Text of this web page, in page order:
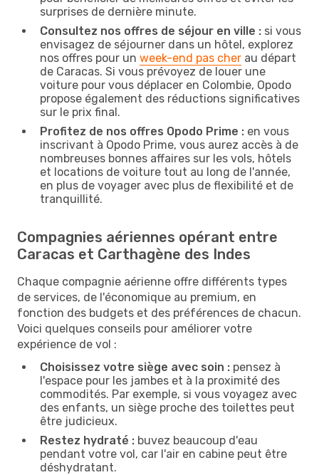
surprises de dernière minute.
Consultez nos offres de séjour en ville : si vous
envisagez de séjourner dans un hôtel, explorez
nos offres pour un week-end pas cher au départ
de Caracas. Si vous prévoyez de louer une
voiture pour vous déplacer en Colombie, Opodo
propose également des réductions significatives
sur le prix final.
Profitez de nos offres Opodo Prime : en vous
inscrivant à Opodo Prime, vous aurez accès à de
nombreuses bonnes affaires sur les vols, hôtels
et locations de voiture tout au long de l'année,
en plus de voyager avec plus de flexibilité et de
tranquillité.
Compagnies aériennes opérant entre
Caracas et Carthagène des Indes
Chaque compagnie aérienne offre différents types
de services, de l'économique au premium, en
fonction des budgets et des préférences de chacun.
Voici quelques conseils pour améliorer votre
expérience de vol :
Choisissez votre siège avec soin : pensez à
l'espace pour les jambes et à la proximité des
commodités. Par exemple, si vous voyagez avec
des enfants, un siège proche des toilettes peut
être judicieux.
Restez hydraté : buvez beaucoup d'eau
pendant votre vol, car l'air en cabine peut être
déshydratant.